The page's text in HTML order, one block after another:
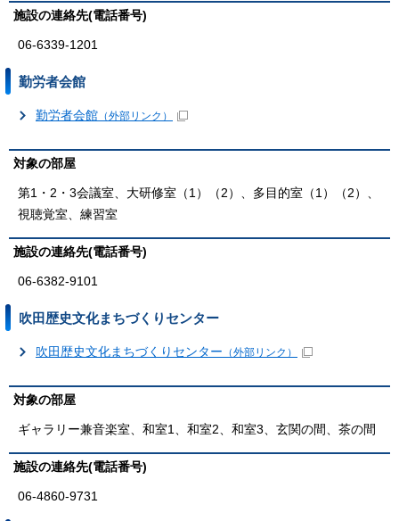
施設の連絡先(電話番号)
06-6339-1201
勤労者会館
勤労者会館 （外部リンク）
対象の部屋
第1・2・3会議室、大研修室（1）（2）、多目的室（1）（2）、
視聴覚室、練習室
施設の連絡先(電話番号)
06-6382-9101
吹田歴史文化まちづくりセンター
吹田歴史文化まちづくりセンター （外部リンク）
対象の部屋
ギャラリー兼音楽室、和室1、和室2、和室3、玄関の間、茶の間
施設の連絡先(電話番号)
06-4860-9731